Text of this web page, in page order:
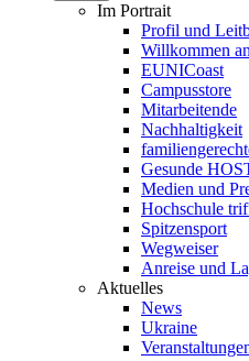
Im Portrait
Profil und
Willkommen
EUNICoast
Campusstore
Mitarbeitende
Nachhaltigkeit
Gesunde
Medien und
Hochschule
Spitzensport
Wegweiser
Anreise und
Aktuelles
News
Ukraine